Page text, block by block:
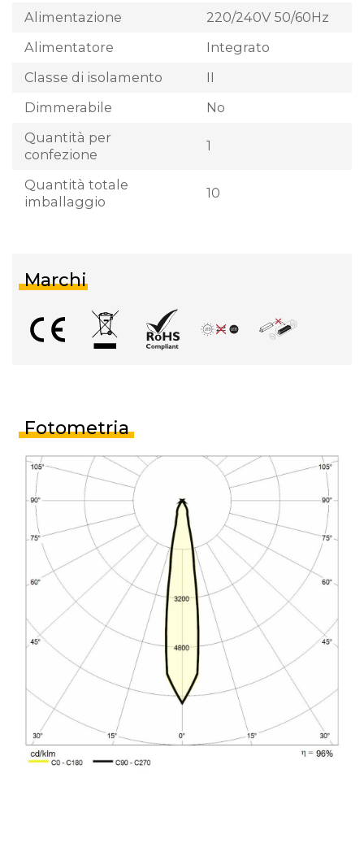
Alimentazione
220/240V 50/60Hz
Alimentatore
Integrato
Classe di isolamento
II
Dimmerabile
No
Quantità per
confezione
1
Quantità totale
imballaggio
10
Marchi
Fotometria